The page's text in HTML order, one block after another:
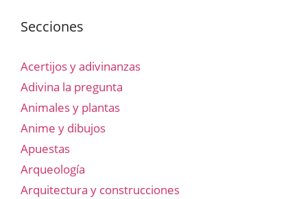
Secciones
Acertijos y adivinanzas
Adivina la pregunta
Animales y plantas
Anime y dibujos
Apuestas
Arqueología
Arquitectura y construcciones